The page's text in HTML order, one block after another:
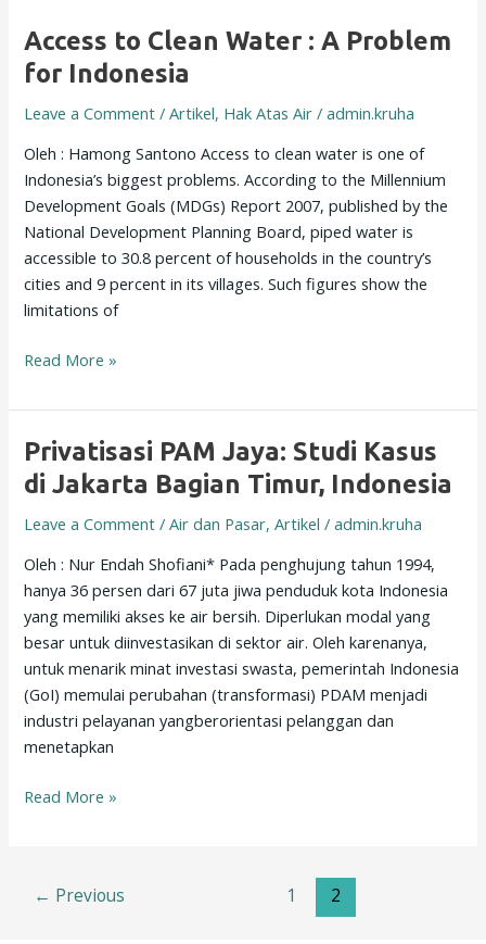
Access to Clean Water : A Problem
for Indonesia
Leave a Comment /Artikel, Hak Atas Air /admin.kruha
Oleh : Hamong Santono Access to clean water is one of
Indonesia’s biggest problems. According to the Millennium
Development Goals (MDGs) Report 2007, published by the
National Development Planning Board, piped water is
accessible to 30.8 percent of households in the country’s
cities and 9 percent in its villages. Such figures show the
limitations of
Access
to
Clean
Water
A
Problem
for
Indonesia
Read More »
Privatisasi PAM Jaya: Studi Kasus
di Jakarta Bagian Timur, Indonesia
Leave a Comment /Air dan Pasar,Artikel /admin.kruha
Oleh : Nur Endah Shofiani* Pada penghujung tahun 1994,
hanya 36 persen dari 67 juta jiwa penduduk kota Indonesia
yang memiliki akses ke air bersih. Diperlukan modal yang
besar untuk diinvestasikan di sektor air. Oleh karenanya,
untuk menarik minat investasi swasta, pemerintah Indonesia
(GoI) memulai perubahan (transformasi) PDAM menjadi
industri pelayanan yangberorientasi pelanggan dan
menetapkan
Privatisasi
PAM
Jaya:
Studi
di
Jakarta
Bagian
Timur,
Indonesia
Read More »
← Previous 1 2